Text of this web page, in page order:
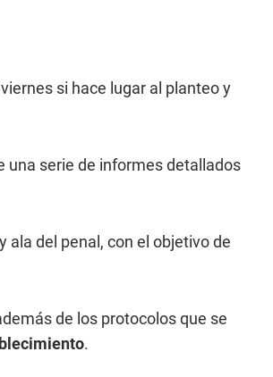
si hace lugar al planteo y
una serie de informes detallados
ala del penal, con el objetivo de
de los protocolos que se
.